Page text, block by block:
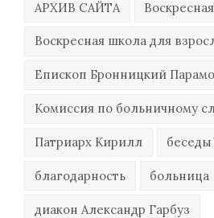
АРХИВ САЙТА
Воскресная школа для
Епископ Бронницкий
Комиссия по больничному
Патриарх Кирилл
благодарность больница
диакон Александр Гарбуз